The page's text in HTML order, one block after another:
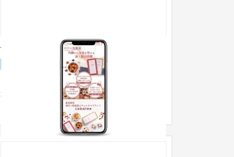
健康茶② - ランディングページ
食品・飲料 〜30万円
ライティングからデザイン、コーディングまでの一
連の作業を担当いたしました。